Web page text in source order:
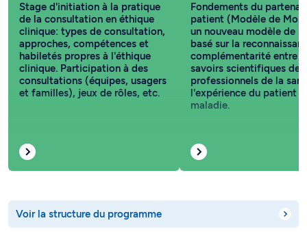
Stage d'initiation à la pratique
de la consultation en éthique
clinique: types de consultation,
approches, compétences et
habiletés propres à l'éthique
clinique. Participation à des
consultations (équipes, usagers
et familles), jeux de rôles, etc.
Fondements du
patient (Modèle de
un nouveau modèle de
basé sur la
complémentarité entre
savoirs scientifiques des
professionnels de la
l'expérience du patient
maladie.
Voir la structure du programme